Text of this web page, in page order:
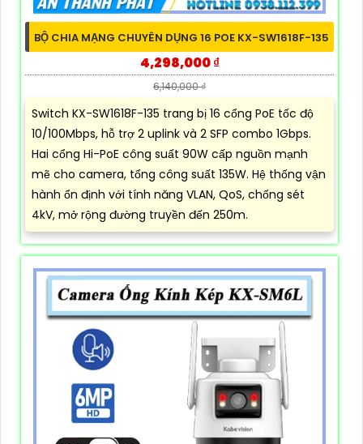
BỘ CHIA MẠNG CHUYÊN DỤNG 16 POE KX-SW1618F-135
4,298,000 ₫
6,140,000 ₫
Switch KX-SW1618F-135 trang bị 16 cổng PoE tốc độ
10/100Mbps, hỗ trợ 2 uplink và 2 SFP combo 1Gbps.
Hai cổng Hi-PoE công suất 90W cấp nguồn mạnh
mẽ cho camera, tổng công suất 135W. Hệ thống vận
hành ổn định với tính năng VLAN, QoS, chống sét
4kV, mở rộng đường truyền đến 250m.